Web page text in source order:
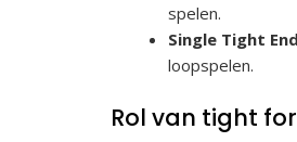
spelen.
Single Tight
loopspelen.
Rol van tight